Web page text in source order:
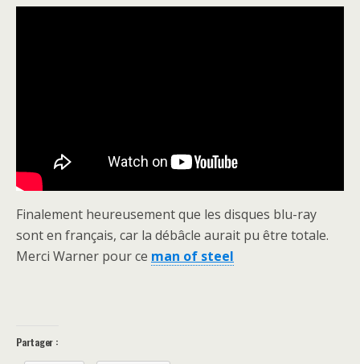
Finalement heureusement que les disques blu-ray
sont en français, car la débâcle aurait pu être totale.
Merci Warner pour ce man of steel
Partager :